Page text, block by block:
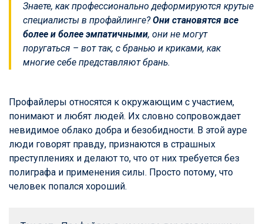
Знаете, как профессионально деформируются крутые
специалисты в профайлинге?Они становятся все
более и более эмпатичными, они не могут
поругаться – вот так, с бранью и криками, как
многие себе представляют брань.
Профайлеры относятся к окружающим с участием,
понимают и любят людей. Их словно сопровождает
невидимое облако добра и безобидности. В этой ауре
люди говорят правду, признаются в страшных
преступлениях и делают то, что от них требуется без
полиграфа и применения силы. Просто потому, что
человек попался хороший.